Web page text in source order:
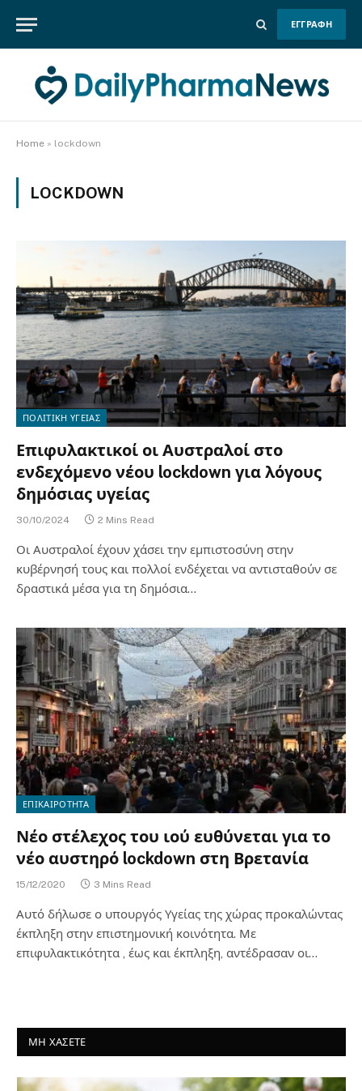
ΕΓΓΡΑΦΗ
Home » lockdown
LOCKDOWN
ΠΟΛΙΤΙΚΗ ΥΓΕΙΑΣ
Επιφυλακτικοί οι Αυστραλοί στο
ενδεχόμενο νέου lockdown για λόγους
δημόσιας υγείας
30/10/2024 2 Mins Read
Οι Αυστραλοί έχουν χάσει την εμπιστοσύνη στην
κυβέρνησή τους και πολλοί ενδέχεται να αντισταθούν σε
δραστικά μέσα για τη δημόσια…
ΕΠΙΚΑΙΡΟΤΗΤΑ
Νέο στέλεχος του ιού ευθύνεται για το
νέο αυστηρό lockdown στη Βρετανία
15/12/2020 3 Mins Read
Αυτό δήλωσε ο υπουργός Υγείας της χώρας προκαλώντας
έκπληξη στην επιστημονική κοινότητα. Με
επιφυλακτικότητα , έως και έκπληξη, αντέδρασαν οι…
ΜΗ ΧΑΣΕΤΕ